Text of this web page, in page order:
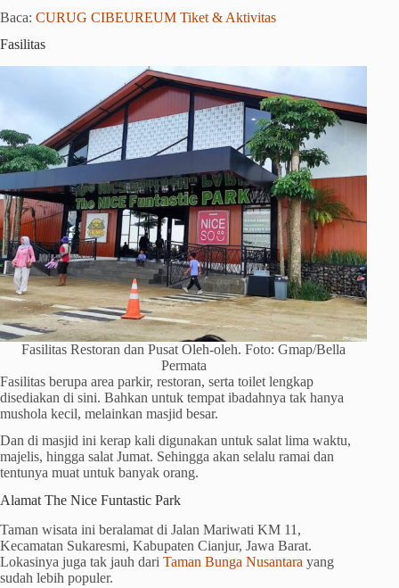
Baca: CURUG CIBEUREUM Tiket & Aktivitas
Fasilitas
Fasilitas Restoran dan Pusat Oleh-oleh. Foto: Gmap/Bella
Permata
Fasilitas berupa area parkir, restoran, serta toilet lengkap
disediakan di sini. Bahkan untuk tempat ibadahnya tak hanya
mushola kecil, melainkan masjid besar.
Dan di masjid ini kerap kali digunakan untuk salat lima waktu,
majelis, hingga salat Jumat. Sehingga akan selalu ramai dan
tentunya muat untuk banyak orang.
Alamat The Nice Funtastic Park
Taman wisata ini beralamat di Jalan Mariwati KM 11,
Kecamatan Sukaresmi, Kabupaten Cianjur, Jawa Barat.
Lokasinya juga tak jauh dari Taman Bunga Nusantara yang
sudah lebih populer.